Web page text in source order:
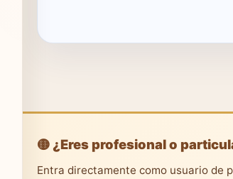
🟡 ¿Eres profesional o
Entra directamente como usuario de